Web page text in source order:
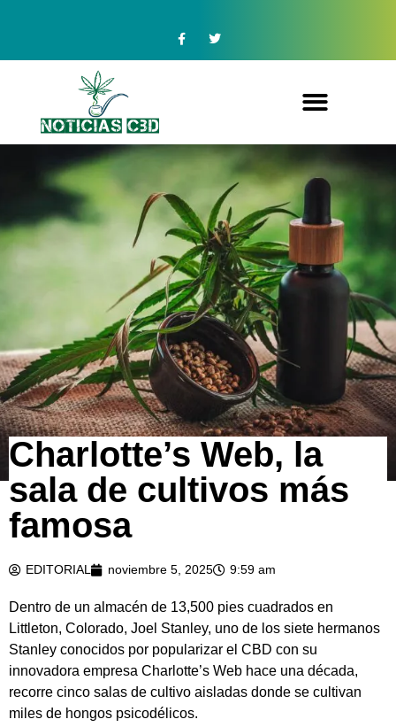
Charlotte’s Web, la
sala de cultivos más
famosa
EDITORIAL noviembre 5, 2025 9:59 am
Dentro de un almacén de 13,500 pies cuadrados en
Littleton, Colorado, Joel Stanley, uno de los siete hermanos
Stanley conocidos por popularizar el CBD con su
innovadora empresa Charlotte’s Web hace una década,
recorre cinco salas de cultivo aisladas donde se cultivan
miles de hongos psicodélicos.